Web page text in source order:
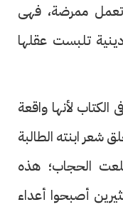
تعمل ممرضة، فهى
تلبست عقلها
الكتاب لأنها واقعة
ابنته الطالبة
خلعت الحجاب؛ هذه
أصبحوا أعداء